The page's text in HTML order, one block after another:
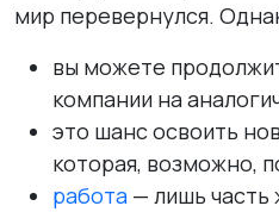
мир перевернулся.
вы можете
компании на
это шанс освоить
которая, возможно,
работа — лишь часть